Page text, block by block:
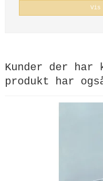
Vis
Kunder der har
produkt har